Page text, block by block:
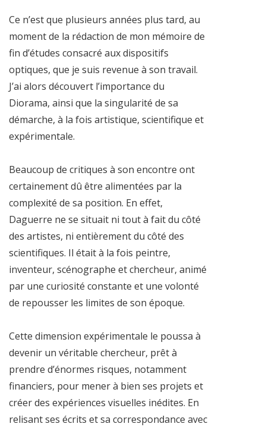
Ce n’est que plusieurs années plus tard, au
moment de la rédaction de mon mémoire de
fin d’études consacré aux dispositifs
optiques, que je suis revenue à son travail.
J’ai alors découvert l’importance du
Diorama, ainsi que la singularité de sa
démarche, à la fois artistique, scientifique et
expérimentale.
Beaucoup de critiques à son encontre ont
certainement dû être alimentées par la
complexité de sa position. En effet,
Daguerre ne se situait ni tout à fait du côté
des artistes, ni entièrement du côté des
scientifiques. Il était à la fois peintre,
inventeur, scénographe et chercheur, animé
par une curiosité constante et une volonté
de repousser les limites de son époque.
Cette dimension expérimentale le poussa à
devenir un véritable chercheur, prêt à
prendre d’énormes risques, notamment
financiers, pour mener à bien ses projets et
créer des expériences visuelles inédites. En
relisant ses écrits et sa correspondance avec